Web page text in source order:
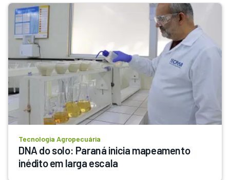
Tecnologia Agropecuária
DNA do solo: Paraná inicia mapeamento
inédito em larga escala